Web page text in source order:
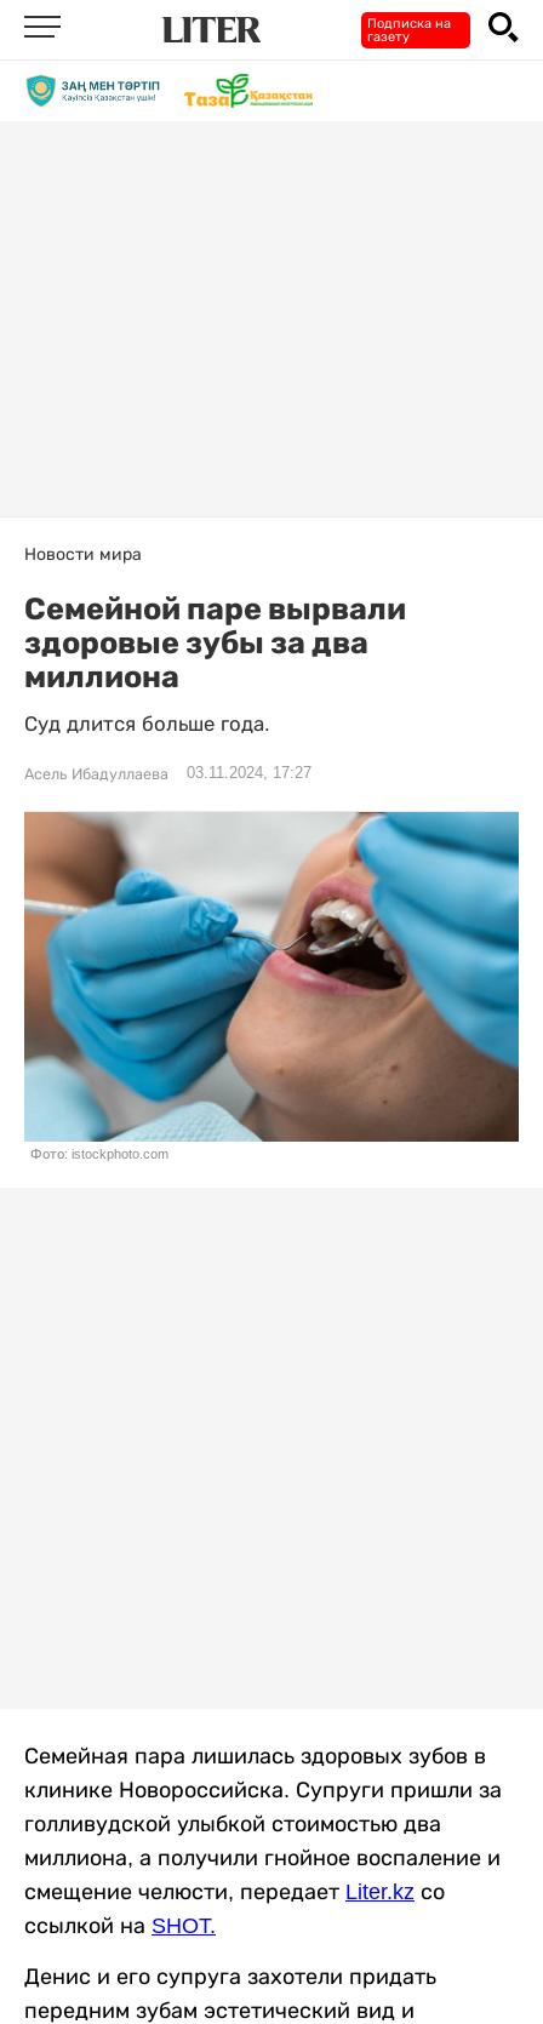
Подписка на
газету
Новости мира
Семейной паре вырвали
здоровые зубы за два
миллиона
Суд длится больше года.
Асель Ибадуллаева 03.11.2024, 17:27
Фото: istockphoto.com
Семейная пара лишилась здоровых зубов в
клинике Новороссийска. Супруги пришли за
голливудской улыбкой стоимостью два
миллиона, а получили гнойное воспаление и
смещение челюсти, передает Liter.kz со
ссылкой на SHOT.
Денис и его супруга захотели придать
передним зубам эстетический вид и